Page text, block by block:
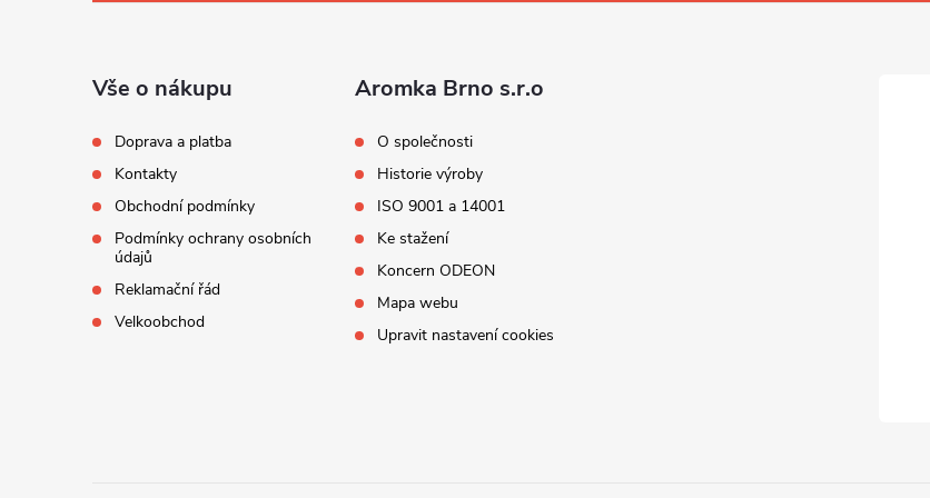
Vše o nákupu
Doprava a platba
Kontakty
Obchodní podmínky
Podmínky ochrany osobních
údajů
Reklamační řád
Velkoobchod
Aromka Brno s.r.o
O společnosti
Historie výroby
ISO 9001 a 14001
Ke stažení
Koncern ODEON
Mapa webu
Upravit nastavení cookies